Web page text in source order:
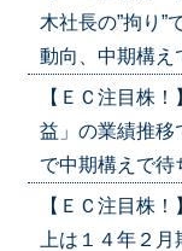
木社長の”拘り”
動向、中期構え
【ＥＣ注目株
益」の業績推移
で中期構えで待
【ＥＣ注目株
上は１４年２